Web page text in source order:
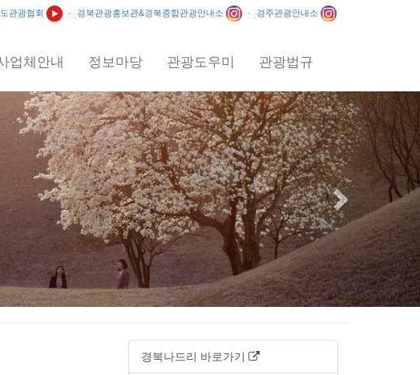
관광협회 · 경북관광홍보관&경북종합관광안내소 · 경주관광안내소
업체안내 정보마당 관광도우미 관광법규
Next
경북나드리 바로가기